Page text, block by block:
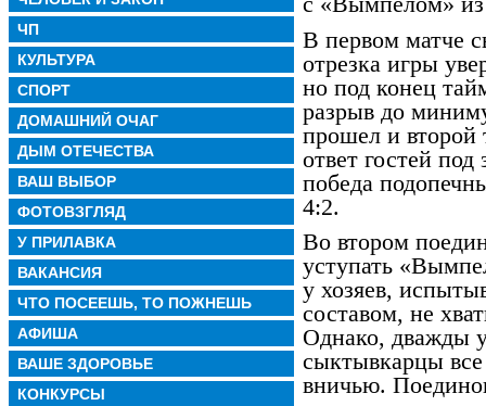
ЧП
КУЛЬТУРА
СПОРТ
ДОМАШНИЙ ОЧАГ
ДЫМ ОТЕЧЕСТВА
ВАШ ВЫБОР
ФОТОВЗГЛЯД
У ПРИЛАВКА
ВАКАНСИЯ
ЧТО ПОСЕЕШЬ, ТО ПОЖНЕШЬ
АФИША
ВАШЕ ЗДОРОВЬЕ
КОНКУРСЫ
В первом матче
отрезка игры
но под конец
разрыв до
прошел и второй
ответ гостей
победа
4:2.
Во втором
уступать
у хозяев,
составом, не
Однако, дважды
сыктывкарцы
вничью.